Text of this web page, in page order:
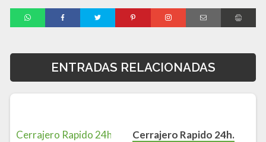
ENTRADAS RELACIONADAS
Cerrajero Rapido 24h.